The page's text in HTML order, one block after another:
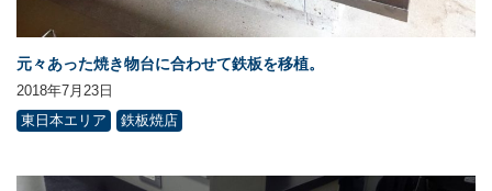
元々あった焼き物台に合わせて鉄板を移植。
2018年7月23日
東日本エリア
鉄板焼店